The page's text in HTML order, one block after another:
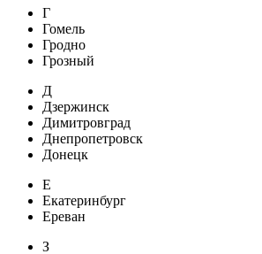
Г
Гомель
Гродно
Грозный
Д
Дзержинск
Димитровград
Днепропетровск
Донецк
Е
Екатеринбург
Ереван
З